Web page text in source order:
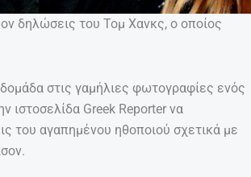
δηλώσεις του Τομ Χανκς, ο οποίος
στις γαμήλιες φωτογραφίες ενός
ιστοσελίδα Greek Reporter να
του αγαπημένου ηθοποιού σχετικά με